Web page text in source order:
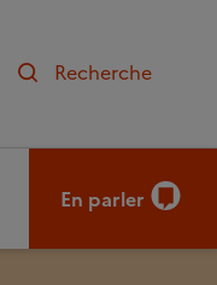
Recherche
En parler